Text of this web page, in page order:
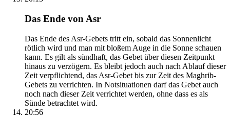
Das Ende von Asr
Das Ende des Asr-Gebets tritt ein, sobald das Sonnenlicht
rötlich wird und man mit bloßem Auge in die Sonne schauen
kann. Es gilt als sündhaft, das Gebet über diesen Zeitpunkt
hinaus zu verzögern. Es bleibt jedoch auch nach Ablauf dieser
Zeit verpflichtend, das Asr-Gebet bis zur Zeit des Maghrib-
Gebets zu verrichten. In Notsituationen darf das Gebet auch
noch nach dieser Zeit verrichtet werden, ohne dass es als
Sünde betrachtet wird.
20:56